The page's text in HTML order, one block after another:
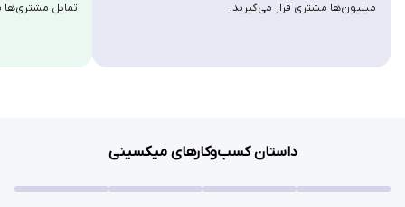
تمایل
میلیون‌ها مشتری قرار می‌گیرید.
داستان کسب‌وکارهای میکسینی